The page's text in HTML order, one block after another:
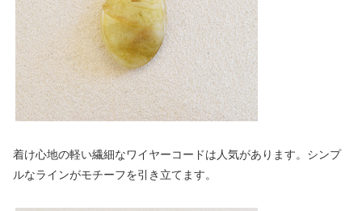
着け心地の軽い繊細なワイヤーコードは人気があります。シンプ
ルなラインがモチーフを引き立てます。